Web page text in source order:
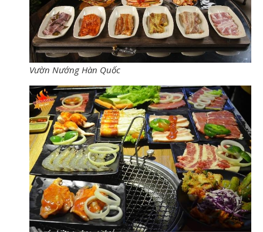
Vườn Nướng Hàn Quốc